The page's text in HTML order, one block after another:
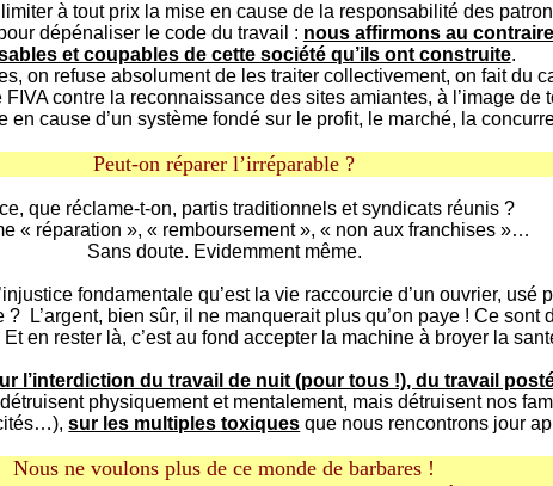
à tout prix la mise en cause de la responsabilité des
dépénaliser le code du travail : nous affirmons au
et coupables de cette société qu’ils ont construite.
on refuse absolument de les traiter collectivement, on fait du
contre la reconnaissance des sites amiantes, à l’image de
en cause d’un système fondé sur le profit, le marché, la
Peut-on réparer l’irréparable ?
que réclame-t-on, partis traditionnels et syndicats réunis ?
« réparation », « remboursement », « non aux franchises »…
Sans doute. Evidemment même.
fondamentale qu’est la vie raccourcie d’un ouvrier, usé
L’argent, bien sûr, il ne manquerait plus qu’on paye ! Ce
en rester là, c’est au fond accepter la machine à broyer la
l’interdiction du travail de nuit (pour tous !), du travail
physiquement et mentalement, mais détruisent nos
sur les multiples toxiques que nous rencontrons jour
Nous ne voulons plus de ce monde de barbares !